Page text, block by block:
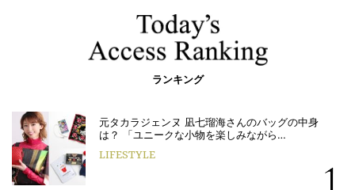
ランキング
元タカラジェンヌ 凪七瑠海さんのバッグの中身
は？ 「ユニークな小物を楽しみながら…
LIFESTYLE